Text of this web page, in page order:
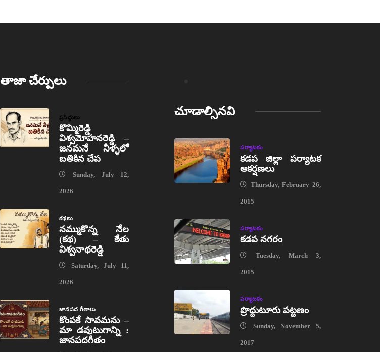
తాజా చేర్పులు
ప్రసిద్ధులు
కొమ్మిరెడ్డి
విశ్వమోహనరెడ్డి –
జనమనే నీళ్ళలో
బతికిన చేప
Sunday, July 12,
2026
కథలు
నమ్ముకొన్న నేల
(కథ) – కేతు
విశ్వనాథరెడ్డి
Saturday, July 11,
2026
జానపద గీతాలు
కొంపకే సావమను –
మా డవుటుగాన్ని :
జానపదగీతం
చూడాల్సినవి
పర్యాటకం
కడప జిల్లా పర్యాటక
ఆకర్షణలు
Thursday, February 26,
2015
పర్యాటకం
కడప నగరం
Tuesday, March 3,
2015
పర్యాటకం
ప్రొద్దుటూరు పట్టణం
Sunday, November 5,
2017